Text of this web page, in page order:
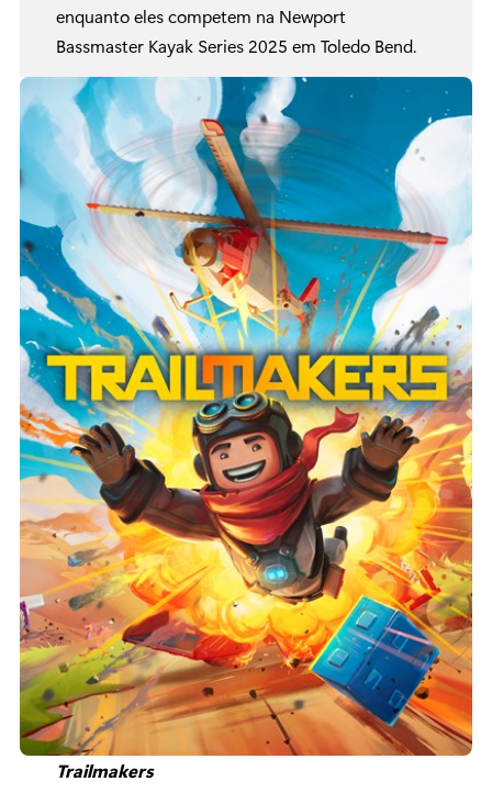
enquanto eles competem na Newport
Bassmaster Kayak Series 2025 em Toledo Bend.
Trailmakers